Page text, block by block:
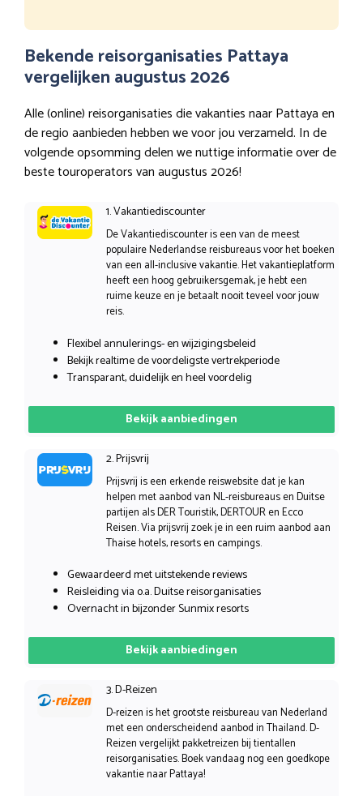
Bekende reisorganisaties Pattaya
vergelijken augustus 2026
Alle (online) reisorganisaties die vakanties naar Pattaya en
de regio aanbieden hebben we voor jou verzameld. In de
volgende opsomming delen we nuttige informatie over de
beste touroperators van augustus 2026!
1. Vakantiediscounter
De Vakantiediscounter is een van de meest
populaire Nederlandse reisbureaus voor het boeken
van een all-inclusive vakantie. Het vakantieplatform
heeft een hoog gebruikersgemak, je hebt een
ruime keuze en je betaalt nooit teveel voor jouw
reis.
Flexibel annulerings- en wijzigingsbeleid
Bekijk realtime de voordeligste vertrekperiode
Transparant, duidelijk en heel voordelig
Bekijk aanbiedingen
2. Prijsvrij
Prijsvrij is een erkende reiswebsite dat je kan
helpen met aanbod van NL-reisbureaus en Duitse
partijen als DER Touristik, DERTOUR en Ecco
Reisen. Via prijsvrij zoek je in een ruim aanbod aan
Thaise hotels, resorts en campings.
Gewaardeerd met uitstekende reviews
Reisleiding via o.a. Duitse reisorganisaties
Overnacht in bijzonder Sunmix resorts
Bekijk aanbiedingen
3. D-Reizen
D-reizen is het grootste reisbureau van Nederland
met een onderscheidend aanbod in Thailand. D-
Reizen vergelijkt pakketreizen bij tientallen
reisorganisaties. Boek vandaag nog een goedkope
vakantie naar Pattaya!